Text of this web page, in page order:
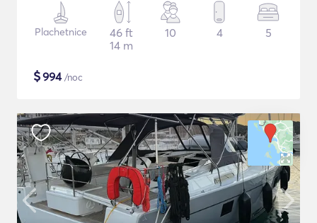
Plachetnice
46 ft
14 m
10 4 5
$994/noc